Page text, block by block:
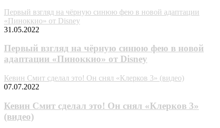
Первый взгляд на чёрную синюю фею в новой адаптации
«Пиноккио» от Disney
31.05.2022
Первый взгляд на чёрную синюю фею в новой
адаптации «Пиноккио» от Disney
Кевин Смит сделал это! Он снял «Клерков 3» (видео)
07.07.2022
Кевин Смит сделал это! Он снял «Клерков 3»
(видео)